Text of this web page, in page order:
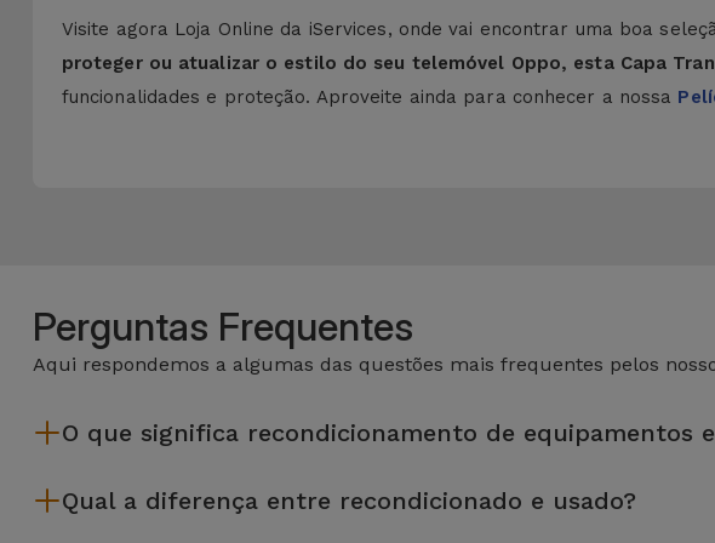
Visite agora Loja Online da iServices, onde vai encontrar uma boa
proteger ou atualizar o estilo do seu telemóvel Oppo, esta Capa
funcionalidades e proteção. Aproveite ainda para conhecer a nossa
Perguntas Frequentes
Aqui respondemos a algumas das questões mais frequentes pelos
O que significa recondicionamento de equipamentos
da Services passam por vários e rigorosos testes de qualidade e desempenho
Qual a diferença entre recondicionado e usado?